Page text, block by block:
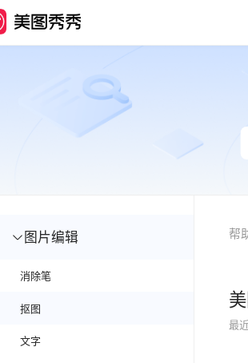
图片编辑
消除笔
抠图
文字
帮
最